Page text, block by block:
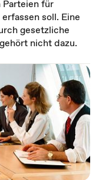
Parteien für
soll. Eine
gesetzliche
nicht dazu.